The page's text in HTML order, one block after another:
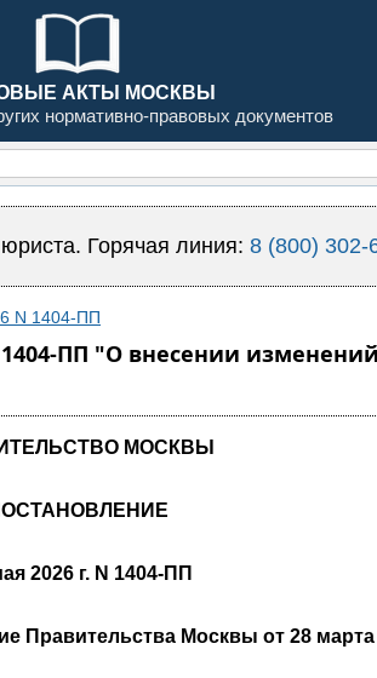
АКТЫ МОСКВЫ
нормативно-правовых документов
Горячая линия: 8 (800) 302-
N 1404-ПП
ПП "О внесении
МОСКВЫ
2026 г. N 1404-ПП
Правительства Москвы от 28 марта